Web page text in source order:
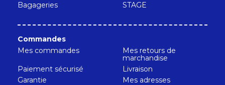
Bagageries
STAGE
Commandes
Mes commandes
Mes retours de
marchandise
Paiement sécurisé
Livraison
Garantie
Mes adresses